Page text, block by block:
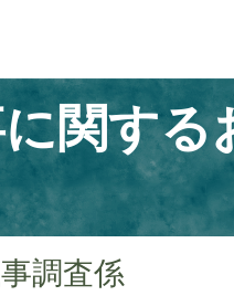
関する
調査係